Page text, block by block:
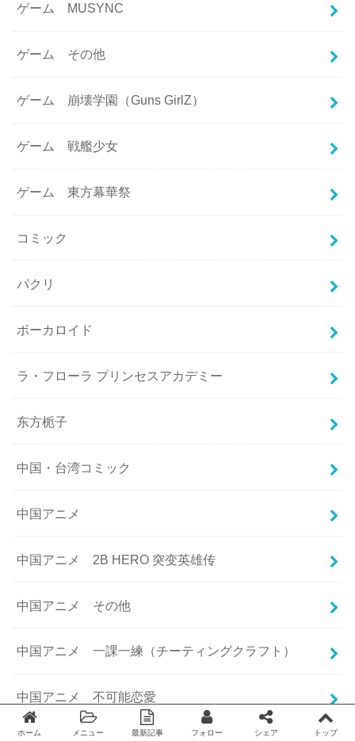
ゲーム MUSYNC
ゲーム その他
ゲーム 崩壊学園（Guns GirlZ）
ゲーム 戦艦少女
ゲーム 東方幕華祭
コミック
パクリ
ボーカロイド
ラ・フローラ プリンセスアカデミー
东方栀子
中国・台湾コミック
中国アニメ
中国アニメ 2B HERO 突变英雄传
中国アニメ その他
中国アニメ 一課一練（チーティングクラフト）
中国アニメ 不可能恋愛
ホーム メニュー 最新記事 フォロー シェア トップ
Twitter facebook